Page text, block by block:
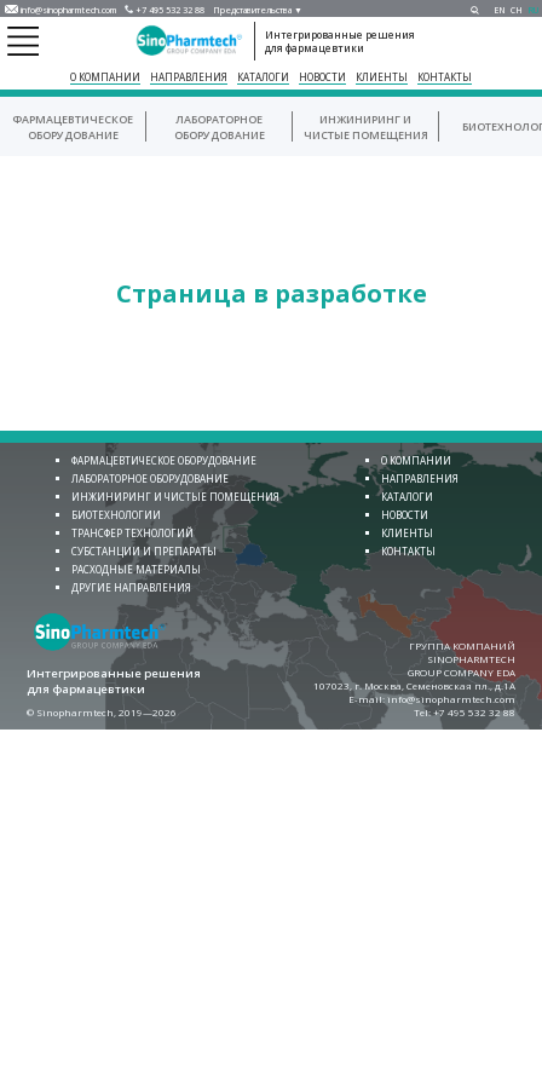
info@sinopharmtech.com +7 495 532 32 88 Представительства ▼ EN CH RU
Интегрированные решения
для фармацевтики
О КОМПАНИИ НАПРАВЛЕНИЯ КАТАЛОГИ НОВОСТИ КЛИЕНТЫ КОНТАКТЫ
ФАРМАЦЕВТИЧЕСКОЕ
ОБОРУДОВАНИЕ
ЛАБОРАТОРНОЕ
ОБОРУДОВАНИЕ
ИНЖИНИРИНГ И
ЧИСТЫЕ ПОМЕЩЕНИЯ
Страница в разработке
Интегрированные решения
для фармацевтики
© Sinopharmtech, 2019—2026
ФАРМАЦЕВТИЧЕСКОЕ ОБОРУДОВАНИЕ
ЛАБОРАТОРНОЕ ОБОРУДОВАНИЕ
ИНЖИНИРИНГ И ЧИСТЫЕ ПОМЕЩЕНИЯ
БИОТЕХНОЛОГИИ
ТРАНСФЕР ТЕХНОЛОГИЙ
СУБСТАНЦИИ И ПРЕПАРАТЫ
РАСХОДНЫЕ МАТЕРИАЛЫ
ДРУГИЕ НАПРАВЛЕНИЯ
О КОМПАНИИ
НАПРАВЛЕНИЯ
КАТАЛОГИ
НОВОСТИ
КЛИЕНТЫ
КОНТАКТЫ
ГРУППА КОМПАНИЙ
SINOPHARMTECH
GROUP COMPANY EDA
107023, г. Москва, Семеновская пл., д.1А
E-mail:info@sinopharmtech.com
Теl:+7 495 532 32 88